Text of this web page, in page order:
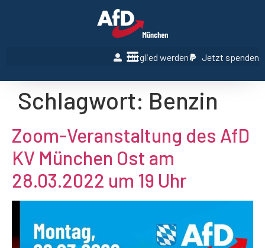
Mitglied werden Jetzt spenden
Schlagwort: Benzin
Zoom-Veranstaltung des AfD
KV München Ost am
28.03.2022 um 19 Uhr